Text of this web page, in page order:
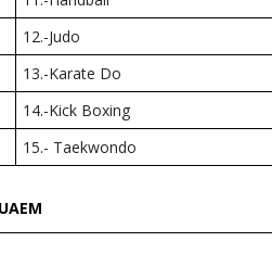
12.-Judo
13.-Karate Do
14.-Kick Boxing
15.- Taekwondo